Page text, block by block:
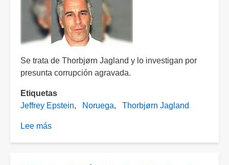
Se trata de Thorbjørn Jagland y lo investigan por
presunta corrupción agravada.
Etiquetas
Jeffrey Epstein
Noruega Thorbjørn Jagland
Lee más